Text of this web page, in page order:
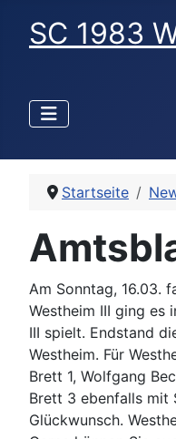
SC 1983
Startseite
Am Sonntag, 16.03.
Westheim III ging es
III spielt. Endstand
Westheim. Für
Brett 1, Wolfgang
Brett 3 ebenfalls mit
Glückwunsch.